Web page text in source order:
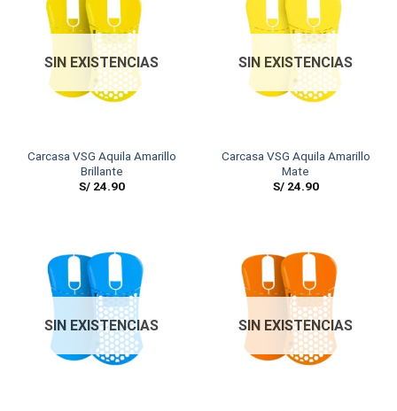
SIN EXISTENCIAS
Carcasa VSG Aquila Amarillo
Brillante
S/24.90
SIN EXISTENCIAS
Carcasa VSG Aquila Amarillo
Mate
S/24.90
SIN EXISTENCIAS SIN EXISTENCIAS